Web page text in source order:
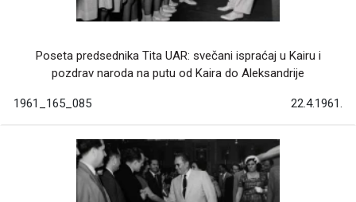
Poseta predsednika Tita UAR: svečani ispraćaj u Kairu i
pozdrav naroda na putu od Kaira do Aleksandrije
1961_165_085 22.4.1961.